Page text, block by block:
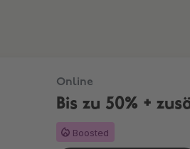
Online
Bis zu 50% +
Boosted